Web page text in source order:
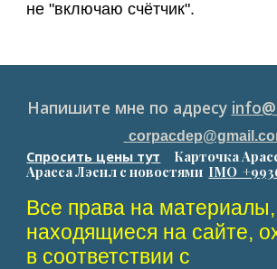
не "включаю счётчик".
Напишите мне по адресу
Спросить цены тут Карточка
Арасса Лэенл с новостями IMO
Все права на материалы,
находящиеся на сайте,
в соответствии с